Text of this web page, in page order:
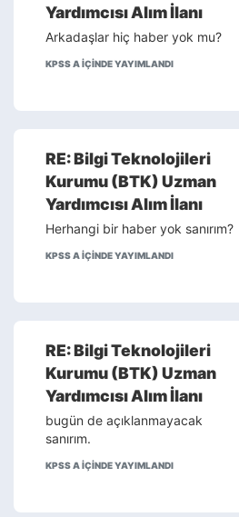
Yardımcısı Alım İlanı
Arkadaşlar hiç haber yok mu?
KPSS A IÇINDE YAYIMLANDI
RE: Bilgi Teknolojileri
Kurumu (BTK) Uzman
Yardımcısı Alım İlanı
Herhangi bir haber yok sanırım?
KPSS A IÇINDE YAYIMLANDI
RE: Bilgi Teknolojileri
Kurumu (BTK) Uzman
Yardımcısı Alım İlanı
bugün de açıklanmayacak
sanırım.
KPSS A IÇINDE YAYIMLANDI